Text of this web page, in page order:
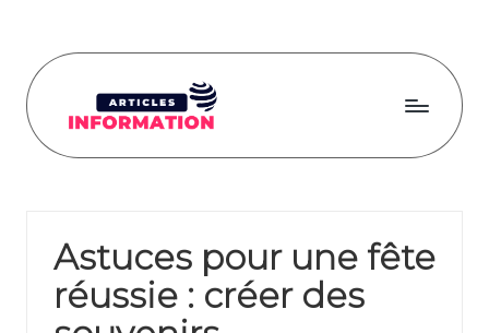
content
A
e
s
Astuces pour une fête
réussie : créer des